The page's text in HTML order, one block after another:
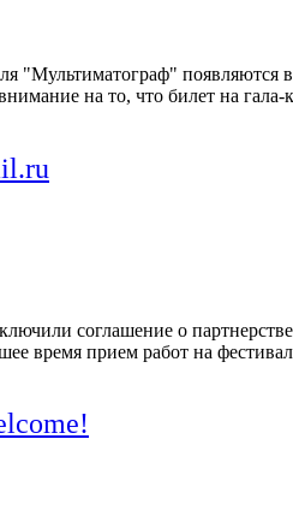
"Мультиматограф"
на то, что билет на
соглашение о
время прием работ на